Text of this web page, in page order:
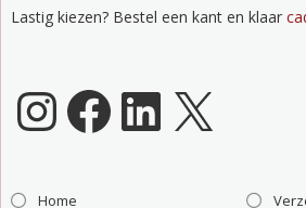
Lastig kiezen? Bestel een kant en klaar
Chocoladeverkopers Instagram
Facebook
LinkedIn
X
Home